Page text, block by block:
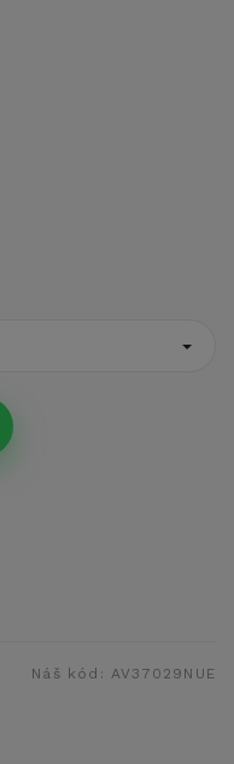
Náš kód: AV37029NUE